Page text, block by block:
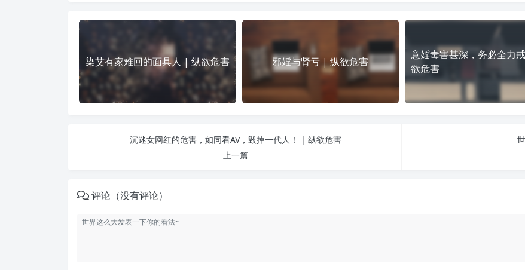
染艾有家难回的面具人 | 纵欲危害 邪婬与肾亏 | 纵欲危害
意婬毒害甚深，务必全力
欲危害
沉迷女网红的危害，如同看AV，毁掉一代人！ | 纵欲危害
上一篇
评论（没有评论）